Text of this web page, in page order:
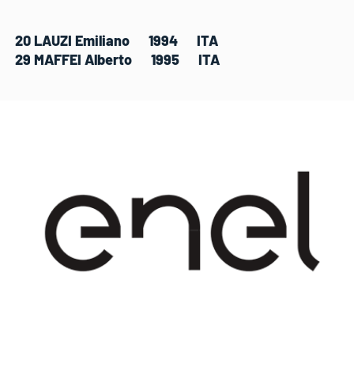
20 LAUZI Emiliano 1994 ITA
29 MAFFEI Alberto 1995 ITA